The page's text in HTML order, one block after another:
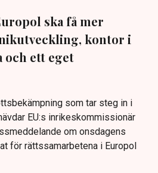
ska få mer
kontor i
och ett eget
som tar steg in i
EU:s inrikeskommissionär
om onsdagens
för rättssamarbetena i Europol